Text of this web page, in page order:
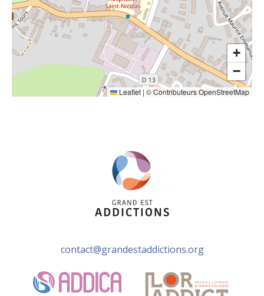
+
−
Leaflet | ©Contributeurs OpenStreetMap
contact@grandestaddictions.org